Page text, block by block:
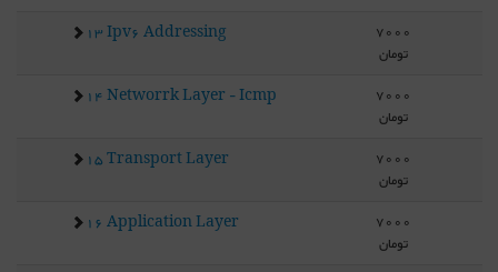
13 Ipv6 Addressing
7000
تومان
14 Networrk Layer - Icmp
7000
تومان
15 Transport Layer
7000
تومان
16 Application Layer
7000
تومان